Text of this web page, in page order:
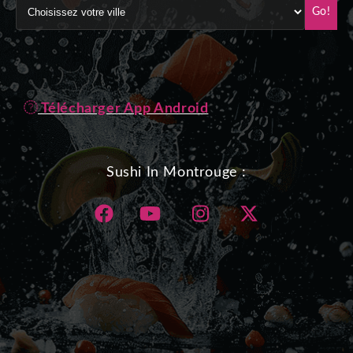
Go!
Télécharger App Android
Sushi In Montrouge :